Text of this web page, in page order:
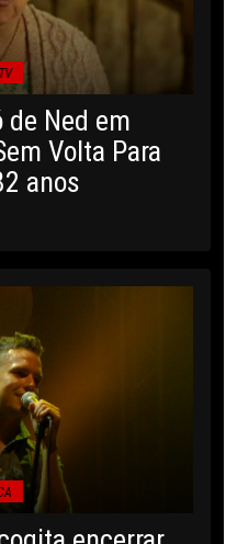
de Ned em
Volta Para
anos